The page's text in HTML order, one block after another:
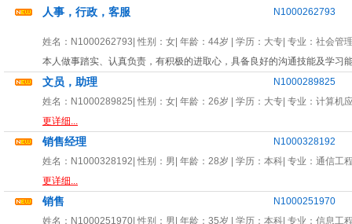
人事，行政，客服 N1000262793
姓名： N1000262793 | 性别： 女 | 年龄： 44岁 | 学历：大专| 专业： 社会管
本人做事踏实、认真负责，有积极的进取心，具备良好的沟通技能及学习
文员，助理
N1000289825
姓名： N1000289825 | 性别： 女 | 年龄： 26岁 | 学历：大专| 专业： 计算机
更详细...
销售经理
N1000328192
姓名： N1000328192 | 性别： 男 | 年龄： 28岁 | 学历：本科| 专业： 通信工
更详细...
销售
N1000251970
姓名： N1000251970 | 性别： 男 | 年龄： 35岁 | 学历：本科| 专业： 信息工